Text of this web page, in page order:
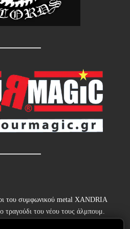
του συμφωνικού metal XANDRIA
τραγούδι του νέου τους άλμπουμ.